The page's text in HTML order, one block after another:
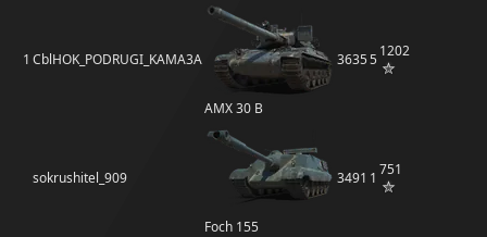
1 CblHOK_PODRUGI_KAMA3A
AMX 30 B
363551202
sokrushitel_909
Foch 155
3491 1 751